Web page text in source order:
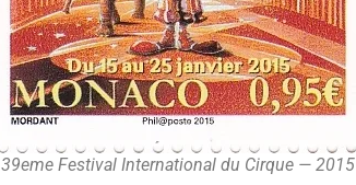
39eme Festival International du Cirque — 2015